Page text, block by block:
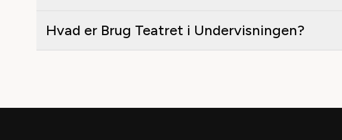
Hvad er Brug Teatret i Undervisningen?